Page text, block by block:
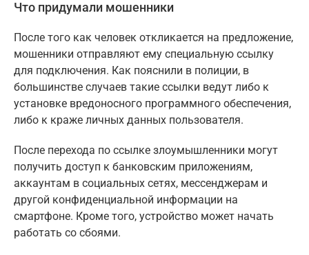
Что придумали мошенники
После того как человек откликается на предложение,
мошенники отправляют ему специальную ссылку
для подключения. Как пояснили в полиции, в
большинстве случаев такие ссылки ведут либо к
установке вредоносного программного обеспечения,
либо к краже личных данных пользователя.
После перехода по ссылке злоумышленники могут
получить доступ к банковским приложениям,
аккаунтам в социальных сетях, мессенджерам и
другой конфиденциальной информации на
смартфоне. Кроме того, устройство может начать
работать со сбоями.